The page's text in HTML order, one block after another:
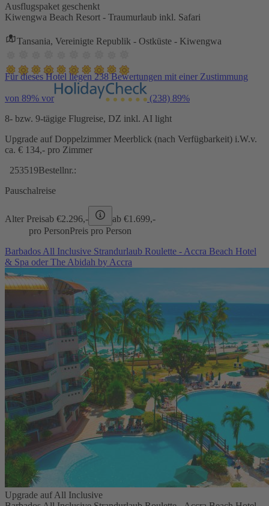
Ausflugspaket geschenkt
Kiwengwa Beach Resort - Traumurlaub inkl. Safari
Tansania, Vereinigte Republik - Ostküste - Kiwengwa
Für dieses Hotel liegen 238 Bewertungen mit einer Zustimmung
von 89% vor (238) 89%
8- bzw. 9-tägige Flugreise, DZ inkl. AI light
Upgrade auf Doppelzimmer Meerblick (nach Verfügbarkeit) i.W.v.
ca. € 134,- pro Zimmer
253519Bestellnr.:
Pauschalreise
Alter Preisab €2.296,- ab €1.699,-
pro PersonPreis pro Person
Barbados All Inclusive Strandurlaub Roulette - Accra Beach Hotel
& Spa oder The Abidah by Accra
Upgrade auf All Inclusive